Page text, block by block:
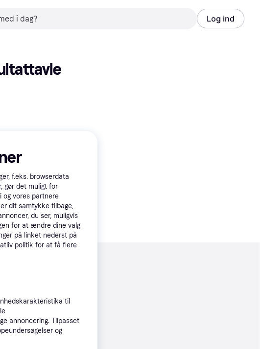
Log ind
,2-4 dage285 kr.
f.eks. browserdata
gør det muligt for
og vores partnere
dit samtykke tilbage,
du ser, muligvis
for at ændre dine valg
på linket nederst på
politik for at få flere
til
annoncering. Tilpasset
og